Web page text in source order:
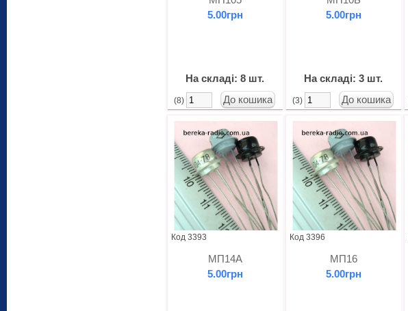
5.00грн
На складі: 8 шт.
(8)
5.00грн
На складі: 3 шт.
(3)
Код 3393
МП14А
5.00грн
Код 3396
МП16
5.00грн